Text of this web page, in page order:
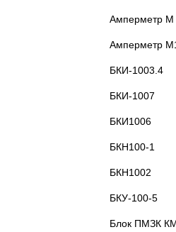
Амперметр М
Амперметр
БКИ-1003.4
БКИ-1007
БКИ1006
БКН100-1
БКН1002
БКУ-100-5
Блок ПМЗК